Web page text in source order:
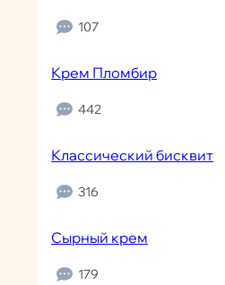
107
Крем Пломбир
442
Классический бисквит
316
Сырный крем
179